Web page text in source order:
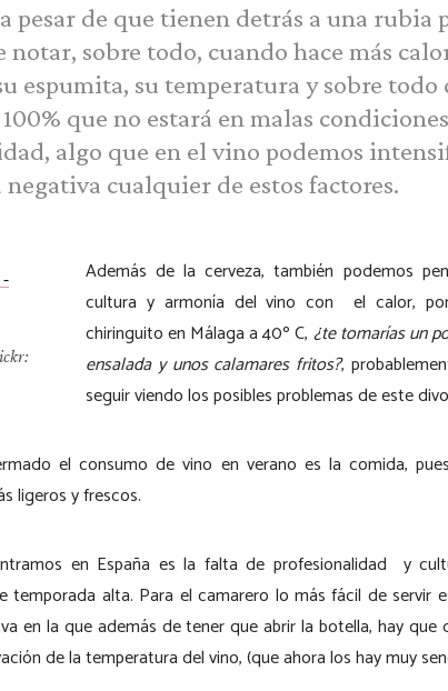
pesar de que tienen detrás a una rubia
notar, sobre todo, cuando hace más
espumita, su temperatura y sobre todo
que no estará en malas
algo que en el vino podemos
negativa cualquier de estos factores.
Además de la cerveza, también podemos
cultura y armonía del vino con el calor,
chiringuito en Málaga a 40º C, ¿te tomarías un
ensalada y unos calamares fritos?,
seguir viendo los posibles problemas de este
el consumo de vino en verano es la comida,
ligeros y frescos.
en España es la falta de profesionalidad y
temporada alta. Para el camarero lo más fácil de servir
en la que además de tener que abrir la botella, hay que
de la temperatura del vino, (que ahora los hay muy